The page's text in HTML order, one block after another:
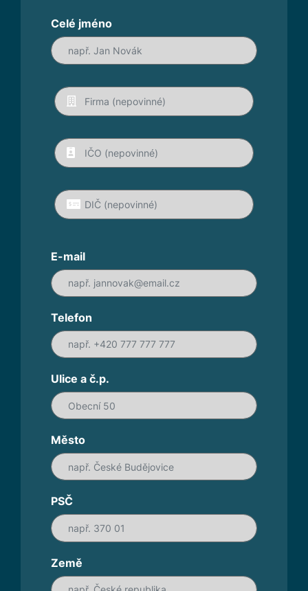
Celé jméno
E-mail
Telefon
Ulice a č.p.
Město
PSČ
Země